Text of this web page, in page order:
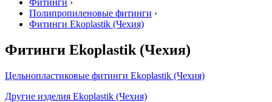
Фитинги ›
Полипропиленовые фитинги ›
Фитинги Ekoplastik (Чехия)
Фитинги Ekoplastik (Чехия)
Цельнопластиковые фитинги Ekoplastik (Чехия)
Другие изделия Ekoplastik (Чехия)